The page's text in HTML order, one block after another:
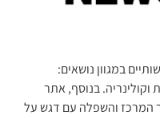
נושאים:
בנוסף, אתר
והשפלה עם דגש על